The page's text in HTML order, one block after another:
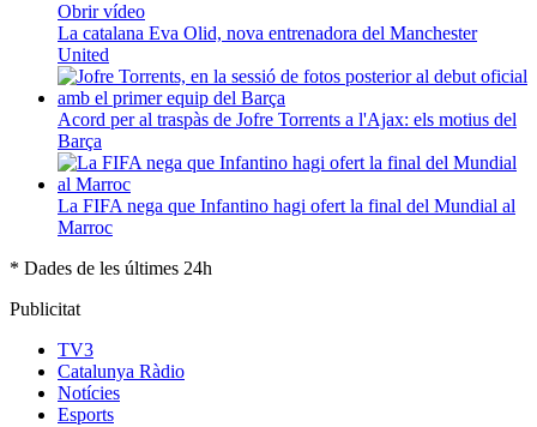
Obrir vídeo
La catalana Eva Olid, nova entrenadora del Manchester
United
Acord per al traspàs de Jofre Torrents a l'Ajax: els motius del
Barça
La FIFA nega que Infantino hagi ofert la final del Mundial al
Marroc
* Dades de les últimes 24h
Publicitat
TV3
Catalunya Ràdio
Notícies
Esports